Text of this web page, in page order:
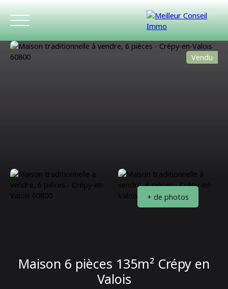
Vendu
+ de photos
Maison 6 pièces 135m² Crépy en
Valois